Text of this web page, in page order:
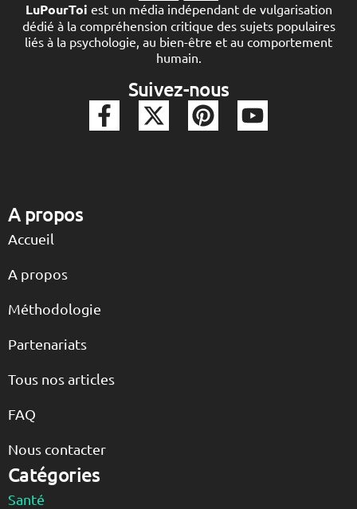
LuPourToi est un média indépendant de vulgarisation
dédié à la compréhension critique des sujets populaires
liés à la psychologie, au bien-être et au comportement
humain.
Suivez-nous
A propos
Accueil
A propos
Méthodologie
Partenariats
Tous nos articles
FAQ
Nous contacter
Catégories
Santé